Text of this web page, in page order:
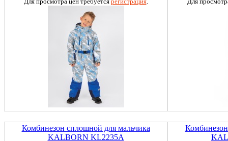
Комбинезон сплошной для мальчика
KALBORN KL2235A